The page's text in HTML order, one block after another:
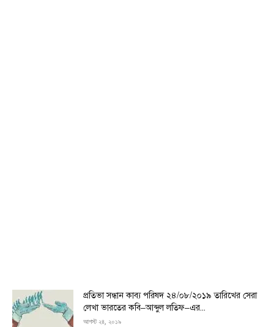
প্রতিভা সন্ধান কাব্য পরিষদ ২৪/০৮/২০১৯ তারিখের সেরা
লেখা ভারতের কবি–আব্দুল লতিফ–এর...
আগস্ট ২৪, ২০১৯